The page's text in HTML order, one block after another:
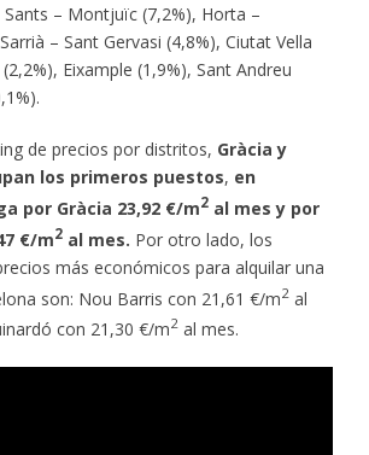
– Montjuïc (7,2%), Horta –
– Sant Gervasi (4,8%), Ciutat Vella
Eixample (1,9%), Sant Andreu
de precios por distritos, Gràcia y
los primeros puestos, en
por Gràcia 23,92 €/m2al mes y por
€/m2al mes. Por otro lado, los
más económicos para alquilar una
son: Nou Barris con 21,61 €/m2al
con 21,30 €/m2al mes.